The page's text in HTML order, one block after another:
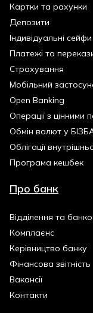
Картки та рахунки
Депозити
Індивідуальні сейфи
Платежі та
Страхування
Мобільний
Open Banking
Операції з цінними
Обмін валют у
Облігації
Програма кешбек
Про банк
Відділення та
Комплаєнс
Керівництво банку
Фінансова звітність
Вакансії
Контакти